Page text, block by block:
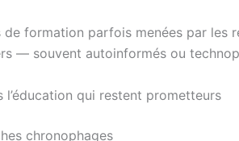
de formation parfois menées par
— souvent autoinformés ou
l’éducation qui restent prometteurs
chronophages